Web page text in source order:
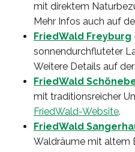
mit direktem
Mehr Infos auch auf
FriedWald Freyburg
sonnendurchfluteter
Weitere Details auf der
FriedWald
mit traditionsreicher
FriedWald-Website.
FriedWald
Waldräume mit altem